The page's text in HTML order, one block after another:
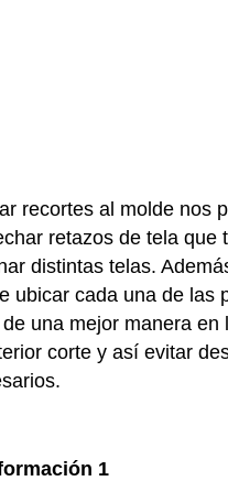
recortes al molde nos
retazos de tela que
distintas telas.
ubicar cada una de las
una mejor manera en
corte y así evitar
1